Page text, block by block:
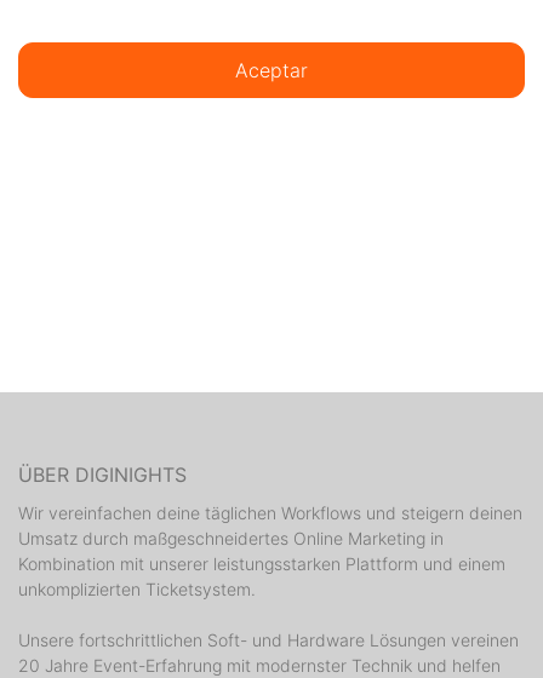
Aceptar
ÜBER DIGINIGHTS
Wir vereinfachen deine täglichen Workflows und steigern deinen
Umsatz durch maßgeschneidertes Online Marketing in
Kombination mit unserer leistungsstarken Plattform und einem
unkomplizierten Ticketsystem.
Unsere fortschrittlichen Soft- und Hardware Lösungen vereinen
20 Jahre Event-Erfahrung mit modernster Technik und helfen